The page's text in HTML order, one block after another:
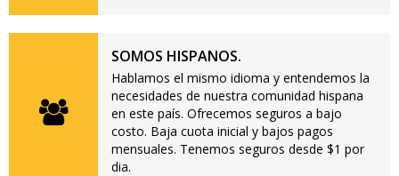
SOMOS HISPANOS.
Hablamos el mismo idioma y entendemos la
necesidades de nuestra comunidad hispana
en este país. Ofrecemos seguros a bajo
costo. Baja cuota inicial y bajos pagos
mensuales. Tenemos seguros desde $1 por
dia.